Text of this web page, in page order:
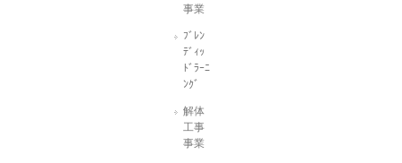
事業
ﾌﾞﾚﾝ
ﾃﾞｨｯ
ﾄﾞﾗｰﾆ
ﾝｸﾞ
解体
工事
事業